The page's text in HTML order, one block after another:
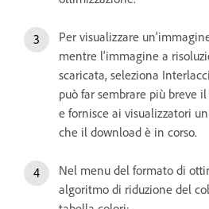
Per visualizzare
mentre l'immagine a
scaricata, seleziona
può far sembrare più breve
e fornisce ai visualizzatori
che il download è in corso.
Nel menu del formato di
algoritmo di riduzione del